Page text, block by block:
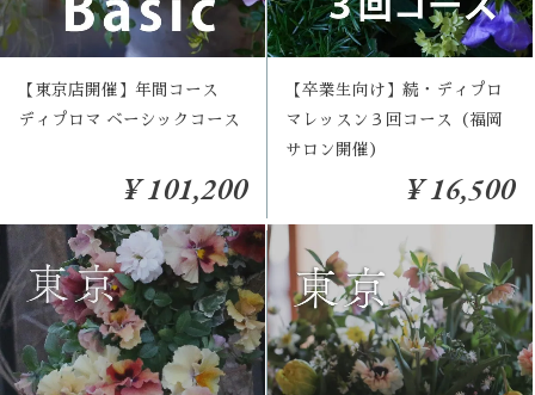
【東京店開催】年間コース
ディプロマ ベーシックコース
¥ 101,200
【卒業生向け】続・ディプロ
マレッスン３回コース（福岡
サロン開催）
¥ 16,500